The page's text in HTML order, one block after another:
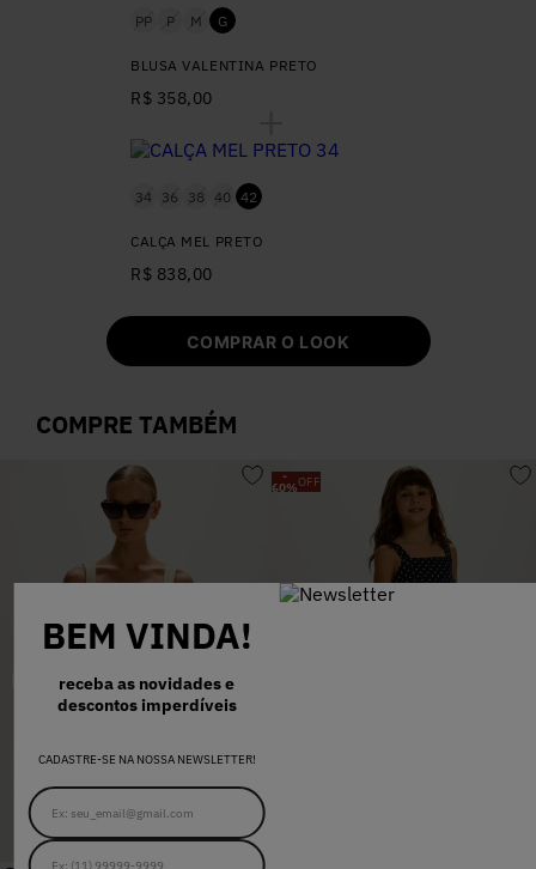
BEM VINDA!
receba as novidades e
descontos imperdíveis
CADASTRE-SE NA NOSSA NEWSLETTER!
PP P M G
BLUSA VALENTINA PRETO
R$ 358,00
34 36 38 40 42
CALÇA MEL PRETO
R$ 838,00
COMPRAR O LOOK
COMPRE TAMBÉM
-
60%OFF